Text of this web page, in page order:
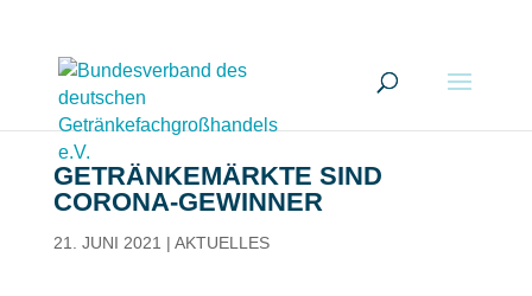
GETRÄNKEMÄRKTE SIND
CORONA-GEWINNER
21. JUNI 2021 | AKTUELLES